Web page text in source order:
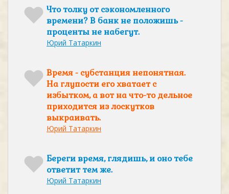
Что толку от сэкономленного
времени? В банк не положишь -
проценты не набегут.
Юрий Татаркин
Время - субстанция непонятная.
На глупости его хватает с
избытком, а вот на что-то дельное
приходится из лоскутков
выкраивать.
Юрий Татаркин
Береги время, глядишь, и оно тебе
ответит тем же.
Юрий Татаркин